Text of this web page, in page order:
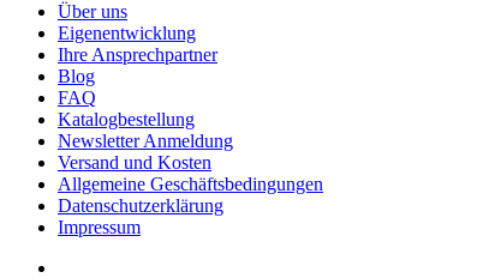
Über uns
Eigenentwicklung
Ihre Ansprechpartner
Blog
FAQ
Katalogbestellung
Newsletter Anmeldung
Versand und Kosten
Allgemeine Geschäftsbedingungen
Datenschutzerklärung
Impressum